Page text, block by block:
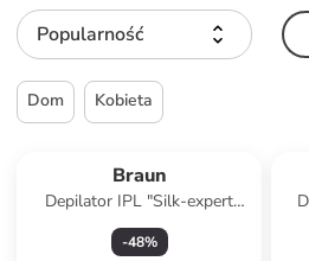
Popularność
Dom Kobieta
Braun
Depilator IPL "Silk-expert
Pro IPL PL5152" w kolorze
złoto-białym
-48%